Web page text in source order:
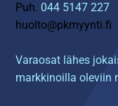
Puh. 044 5147 227
huolto@pkmyynti.fi
Varaosat lähes
markkinoilla oleviin